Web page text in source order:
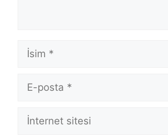
İsim
posta
İnternet
sitesi